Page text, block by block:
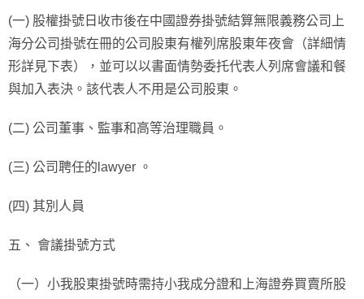
(一) 股權掛號日收市後在中國證券掛號結算無限義務公司上
海分公司掛號在冊的公司股東有權列席股東年夜會（詳細情
形詳見下表），並可以以書面情勢委托代表人列席會議和餐
與加入表決。該代表人不用是公司股東。
(二) 公司董事、監事和高等治理職員。
(三) 公司聘任的lawyer 。
(四) 其別人員
五、 會議掛號方式
（一）小我股東掛號時需持小我成分證和上海證券買賣所股